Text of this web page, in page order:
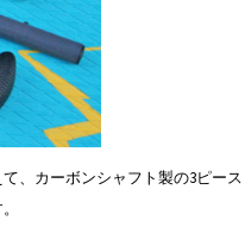
、カーボンシャフト製の3ピース